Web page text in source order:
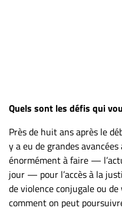
Quels sont les défis qui
Près de huit ans après le
y a eu de grandes
énormément à faire —
jour — pour l’accès à la
de violence conjugale ou
comment on peut